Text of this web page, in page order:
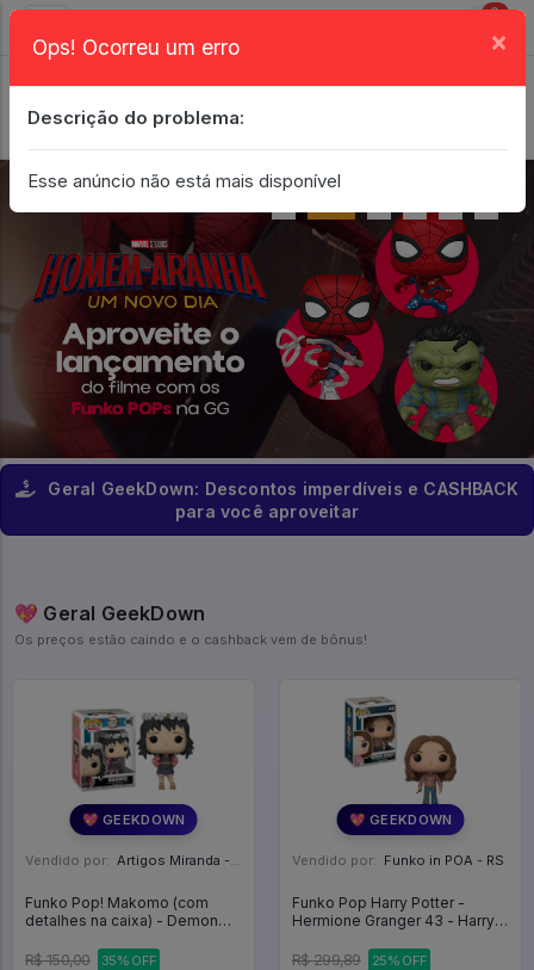
0
Geral GeekDown: Descontos imperdíveis e CASHBACK
para você aproveitar
💖 Geral GeekDown
Os preços estão caindo e o cashback vem de bônus!
💖 GEEKDOWN
Vendido por: Artigos Miranda - RJ
Funko Pop! Makomo (com
detalhes na caixa) - Demon
R$ 150,00
35% OFF
💖 GEEKDOWN
Vendido por: Funko in POA - RS
Funko Pop Harry Potter -
Hermione Granger 43 - Harry
R$ 299,89
25% OFF
Ops! Ocorreu um erro ×
Descrição do problema:
Esse anúncio não está mais disponível